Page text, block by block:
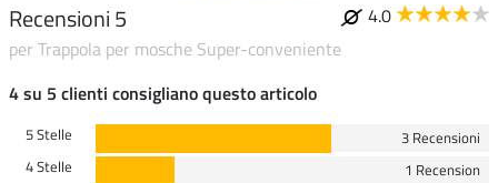
Recensioni 5
4.0
per Trappola per mosche Super-conveniente
4 su 5 clienti consigliano questo articolo
5 Stelle
3 Recensioni
4 Stelle
1 Recension